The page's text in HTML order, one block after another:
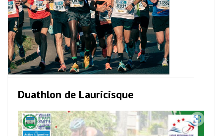
Duathlon de Lauricisque